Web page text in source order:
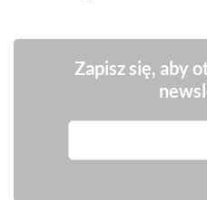
Zapisz się, aby